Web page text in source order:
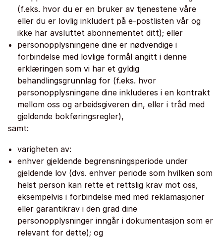
(f.eks. hvor du er en bruker av tjenestene våre
eller du er lovlig inkludert på e-postlisten vår og
ikke har avsluttet abonnementet ditt); eller
personopplysningene dine er nødvendige i
forbindelse med lovlige formål angitt i denne
erklæringen som vi har et gyldig
behandlingsgrunnlag for (f.eks. hvor
personopplysningene dine inkluderes i en kontrakt
mellom oss og arbeidsgiveren din, eller i tråd med
gjeldende bokføringsregler),
samt:
varigheten av:
enhver gjeldende begrensningsperiode under
gjeldende lov (dvs. enhver periode som hvilken som
helst person kan rette et rettslig krav mot oss,
eksempelvis i forbindelse med med reklamasjoner
eller garantikrav i den grad dine
personopplysninger inngår i dokumentasjon som er
relevant for dette); og